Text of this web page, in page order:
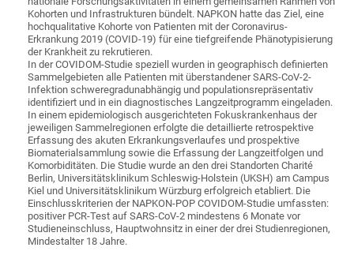
Kohorten und Infrastrukturen bündelt. NAPKON hatte das Ziel, eine
hochqualitative Kohorte von Patienten mit der Coronavirus-
Erkrankung 2019 (COVID-19) für eine tiefgreifende Phänotypisierung
der Krankheit zu rekrutieren.
In der COVIDOM-Studie speziell wurden in geographisch definierten
Sammelgebieten alle Patienten mit überstandener SARS-CoV-2-
Infektion schweregradunabhängig und populationsrepräsentativ
identifiziert und in ein diagnostisches Langzeitprogramm eingeladen.
In einem epidemiologisch ausgerichteten Fokuskrankenhaus der
jeweiligen Sammelregionen erfolgte die detaillierte retrospektive
Erfassung des akuten Erkrankungsverlaufes und prospektive
Biomaterialsammlung sowie die Erfassung der Langzeitfolgen und
Komorbiditäten. Die Studie wurde an den drei Standorten Charité
Berlin, Universitätsklinikum Schleswig-Holstein (UKSH) am Campus
Kiel und Universitätsklinikum Würzburg erfolgreich etabliert. Die
Einschlusskriterien der NAPKON-POP COVIDOM-Studie umfassten:
positiver PCR-Test auf SARS-CoV-2 mindestens 6 Monate vor
Studieneinschluss, Hauptwohnsitz in einer der drei Studienregionen,
Mindestalter 18 Jahre.